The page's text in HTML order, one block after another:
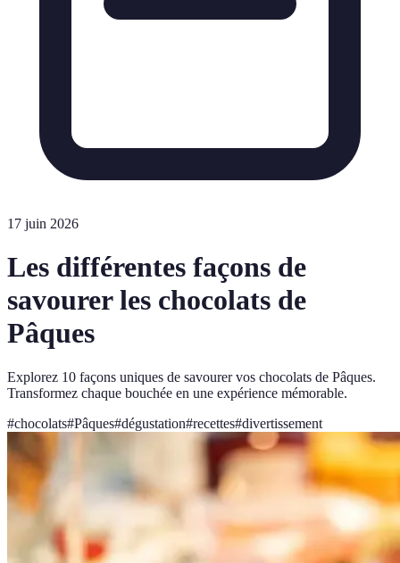
17 juin 2026
Les différentes façons de
savourer les chocolats de
Pâques
Explorez 10 façons uniques de savourer vos chocolats de Pâques.
Transformez chaque bouchée en une expérience mémorable.
#chocolats#Pâques#dégustation#recettes#divertissement